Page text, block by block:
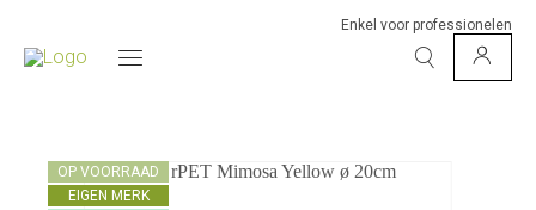
Enkel voor professionelen
OP VOORRAAD
EIGEN MERK